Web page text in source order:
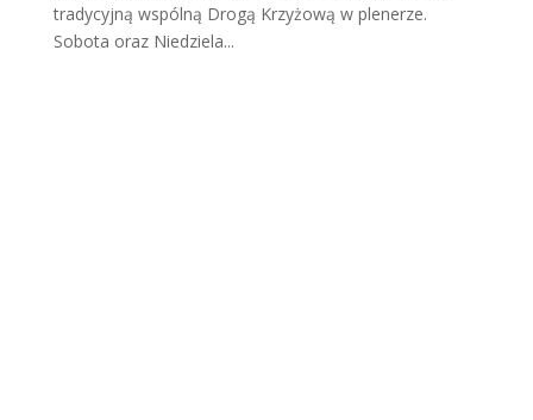
tradycyjną wspólną Drogą Krzyżową w plenerze.
Sobota oraz Niedziela...